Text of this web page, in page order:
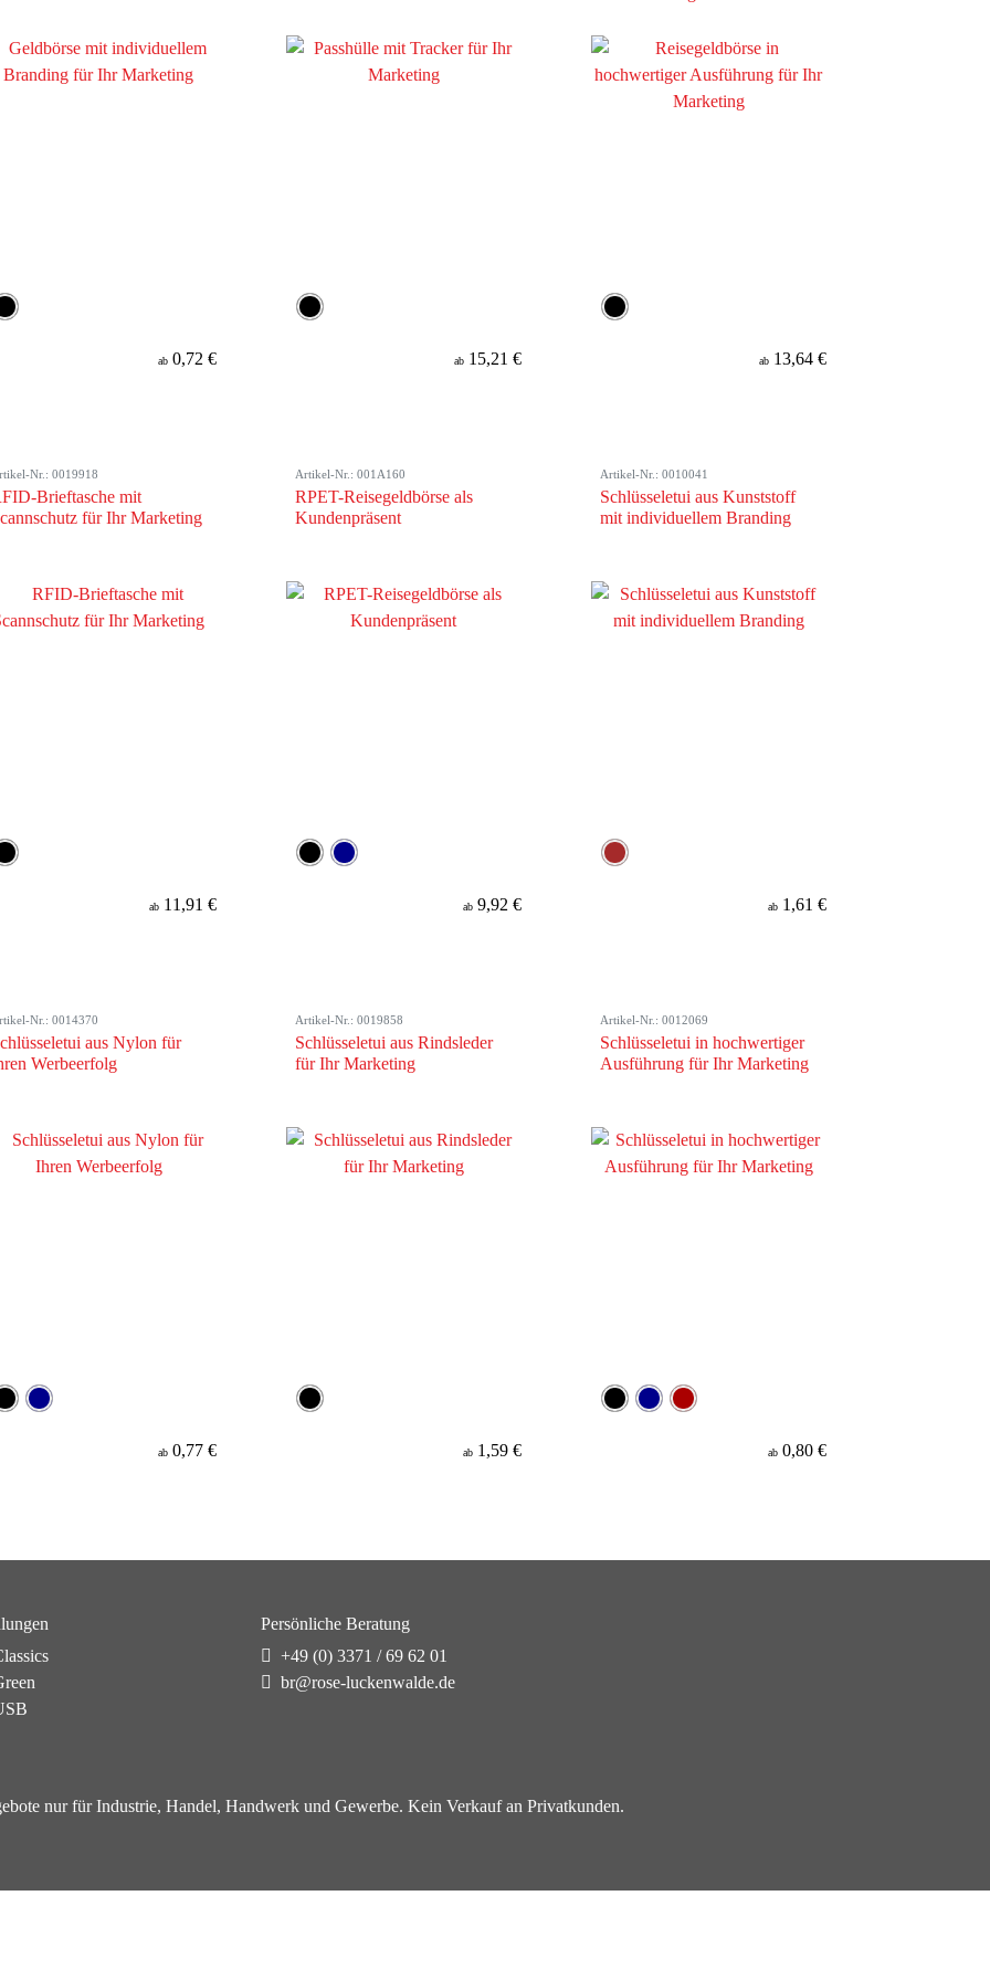
ab 0,72 € ab 15,21 € ab 13,64 €
Nr.: 0019918
Brieftasche mit
für Ihr Marketing
ab 11,91 €
Artikel-Nr.: 001A160
RPET-Reisegeldbörse als
Kundenpräsent
ab 9,92 €
Artikel-Nr.: 0010041
Schlüsseletui aus Kunststoff
mit individuellem Branding
ab 1,61 €
Nr.: 0014370
aus Nylon für
Werbeerfolg
ab 0,77 €
Artikel-Nr.: 0019858
Schlüsseletui aus Rindsleder
für Ihr Marketing
ab 1,59 €
Artikel-Nr.: 0012069
Schlüsseletui in hochwertiger
Ausführung für Ihr Marketing
ab 0,80 €
Persönliche Beratung
+49 (0) 3371 / 69 62 01
br@rose-luckenwalde.de
nur für Industrie, Handel, Handwerk und Gewerbe. Kein Verkauf an Privatkunden.